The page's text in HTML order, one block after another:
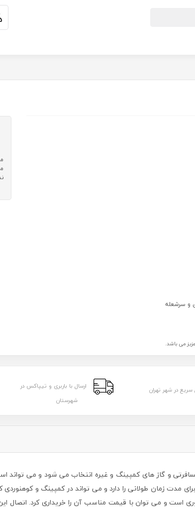
و سرشعله
می باشد.
سریع در شهر تهران
ارسال با باربری و تیپاکس در
شهرستان
و گاز های کمپینگ و غیره انتخاب می شود و می تواند
زمان طولانی را دارد و می تواند در کمپینگ و کوهنوردی
و می توان با قیمت مناسب آن را خریداری کرد. اتصال